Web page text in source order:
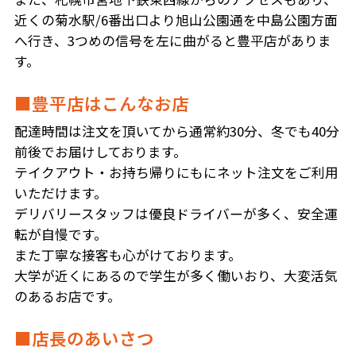
近くの菊水駅/6番出口より旭山公園通を中島公園方面
へ行き、3つめの信号を左に曲がると豊平店がありま
す。
■豊平店はこんなお店
配達時間は注文を頂いてから通常約30分、冬でも40分
前後でお届けしております。
テイクアウト・お持ち帰りにもにネット注文をご利用
いただけます。
デリバリースタッフは優良ドライバーが多く、安全運
転が自慢です。
また丁寧な接客も心がけております。
大学が近くにあるので学生が多く働いおり、大変活気
のあるお店です。
■店長のあいさつ